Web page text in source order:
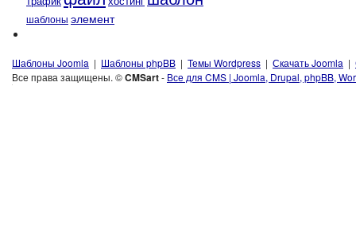
шаблоны элемент
Шаблоны Joomla | Шаблоны phpBB | Темы Wordpress | Скачать Joomla |
Все права защищены. ©CMSart- Все для CMS | Joomla, Drupal, phpBB,